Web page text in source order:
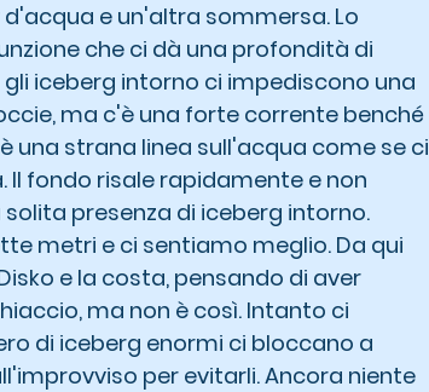
e un'altra sommersa. Lo
che ci dà una profondità di
iceberg intorno ci impediscono una
ma c'è una forte corrente benché
una strana linea sull'acqua come se ci
Il fondo risale rapidamente e non
presenza di iceberg intorno.
metri e ci sentiamo meglio. Da qui
e la costa, pensando di aver
ma non è così. Intanto ci
di iceberg enormi ci bloccano a
per evitarli. Ancora niente